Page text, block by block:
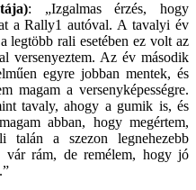
: „Izgalmas érzés, hogy
a Rally1 autóval. A tavalyi év
legtöbb rali esetében ez volt az
versenyeztem. Az év második
egyre jobban mentek, és
magam a versenyképességre.
tavaly, ahogy a gumik is, és
abban, hogy megértem,
talán a szezon legnehezebb
vár rám, de remélem, hogy jó